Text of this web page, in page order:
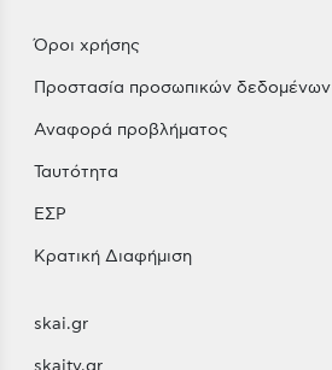
Όροι χρήσης
Προστασία προσωπικών δεδομένων
Αναφορά προβλήματος
Ταυτότητα
ΕΣΡ
Κρατική Διαφήμιση
skai.gr